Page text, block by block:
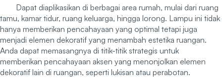
Dapat diaplikasikan di berbagai area rumah, mulai dari ruang
tamu, kamar tidur, ruang keluarga, hingga lorong. Lampu ini tidak
hanya memberikan pencahayaan yang optimal tetapi juga
menjadi elemen dekoratif yang menambah estetika ruangan.
Anda dapat memasangnya di titik-titik strategis untuk
memberikan pencahayaan aksen yang menonjolkan elemen
dekoratif lain di ruangan, seperti lukisan atau perabotan.